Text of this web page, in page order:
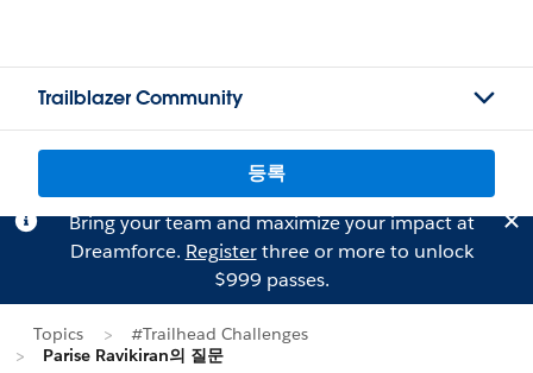
Trailblazer Community
등록
Bring your team and maximize your impact at
Dreamforce. Registerthree or more to unlock
$999 passes.
Topics
#Trailhead Challenges
Parise Ravikiran의 질문